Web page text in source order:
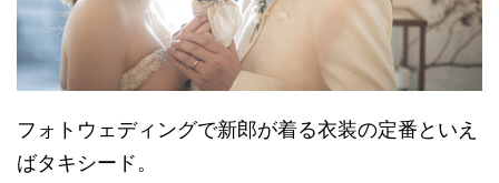
フォトウェディングで新郎が着る衣装の定番といえ
ばタキシード。